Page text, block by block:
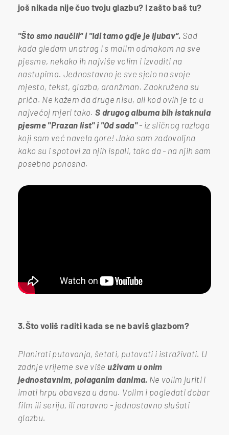
još nikada nije čuo tvoju glazbu? I zašto baš tu?
"Što smo naučili“ i "Idi tamo gdje je ljubav“. Sad
kada gledam unatrag i s malim odmakom na sve
pjesme, nekako ih najviše volim i izvoditi na
nastupima. Jednostavno je sve sjelo na svoje
mjesto, tekst, glazba, aranžman. Zaokružena su
priča. Ne kažem da druge nisu, ali kod ovih je to u
najvećoj mjeri tako.S drugog albuma bih istaknula
pjesme "Prazan list" i "Od sada"- iz sličnog razloga
koji sam već navela gore! Jako sam zadovoljna
kako su i spotovi za njih ispali, tako da - na njih sam
posebno ponosna.
3.Što voliš raditi kada se ne baviš glazbom?
Planirati putovanja, šetati, putovati i istraživati. U
zadnje vrijeme sve više uživam u onim
jednostavnim, polaganim danima. Ne volim juriti i
imati hrpu obaveza u danu. Volim i pogledati dobar
film ili seriju, ili naravno - jednostavno slušati
glazbu.